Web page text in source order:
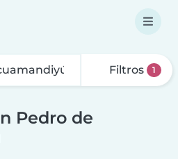
Filtros 1
Pedro de